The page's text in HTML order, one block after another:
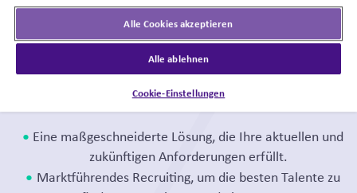
Unser Medical Dialogue Center
basiert auf:
Eine maßgeschneiderte Lösung, die Ihre aktuellen und
zukünftigen Anforderungen erfüllt.
Marktführendes Recruiting, um die besten Talente zu
Alle Cookies akzeptieren
Alle ablehnen
Cookie-Einstellungen